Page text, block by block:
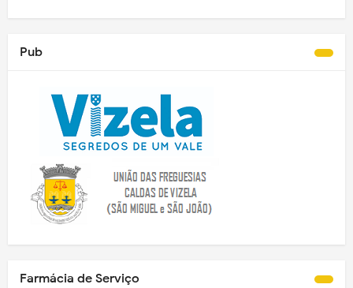
Pub
Farmácia de Serviço